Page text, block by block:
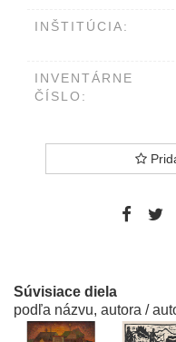
INŠTITÚCIA:
INVENTÁRNE
ČÍSLO:
Súvisiace diela
podľa názvu, autora /